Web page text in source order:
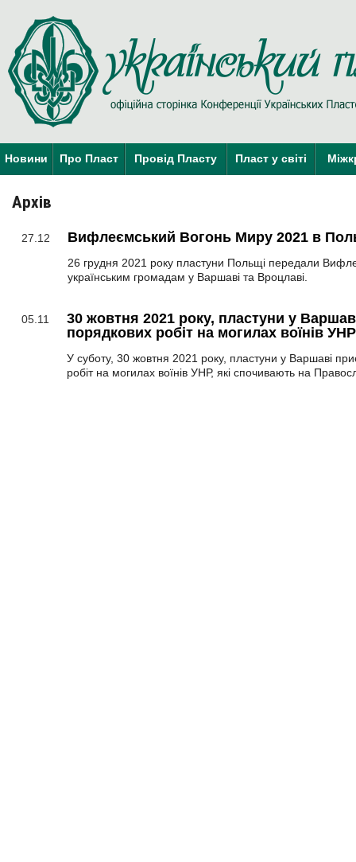
Новини Про Пласт Провід Пласту Пласт у світі
Архів
27.12 Вифлеємський Вогонь Миру 2021 в
26 грудня 2021 року пластуни Польщі передали
українським громадам у Варшаві та Вроцлаві.
05.11
30 жовтня 2021 року, пластуни у
порядкових робіт на могилах воїнів УНР
У суботу, 30 жовтня 2021 року, пластуни у Варшаві
робіт на могилах воїнів УНР, які спочивають на